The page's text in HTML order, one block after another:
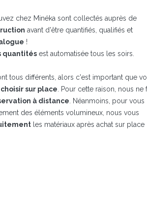
chez Minéka sont collectés auprès de
avant d'être quantifiés, qualifiés et
!
quantités est automatisée tous les soirs.
tous différents, alors c'est important que
sur place . Pour cette raison, nous ne
à distance . Néanmoins, pour vous
des éléments volumineux, nous vous
les matériaux après achat sur place